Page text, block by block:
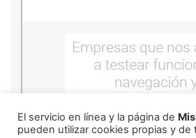
El servicio en línea y la página de
pueden utilizar cookies propias y de